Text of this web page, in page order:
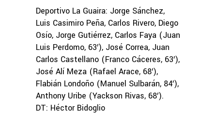
Deportivo La Guaira: Jorge Sánchez,
Luis Casimiro Peña, Carlos Rivero, Diego
Osío, Jorge Gutiérrez, Carlos Faya (Juan
Luis Perdomo, 63′), José Correa, Juan
Carlos Castellano (Franco Cáceres, 63′),
José Alí Meza (Rafael Arace, 68′),
Flabián Londoño (Manuel Sulbarán, 84′),
Anthony Uribe (Yackson Rivas, 68′).
DT: Héctor Bidoglio